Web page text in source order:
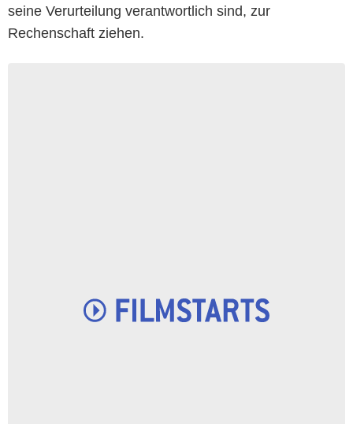
seine Verurteilung verantwortlich sind, zur
Rechenschaft ziehen.